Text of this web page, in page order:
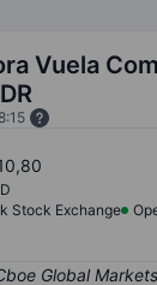
Vuela
Stock Exchange